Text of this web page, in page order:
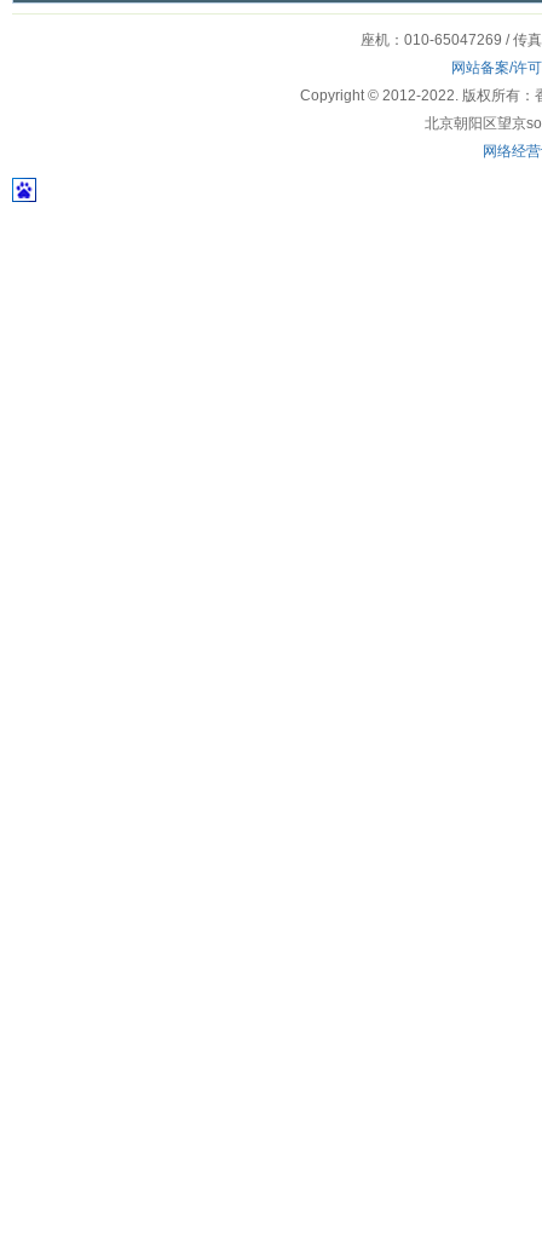
座机：010-65047269 / 传
网站备案/许
Copyright © 2012-2022. 版权所有：
北京朝阳区望京
网络经